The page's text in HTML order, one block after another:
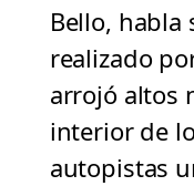
Bello, habla
realizado
arrojó altos
interior de
autopistas